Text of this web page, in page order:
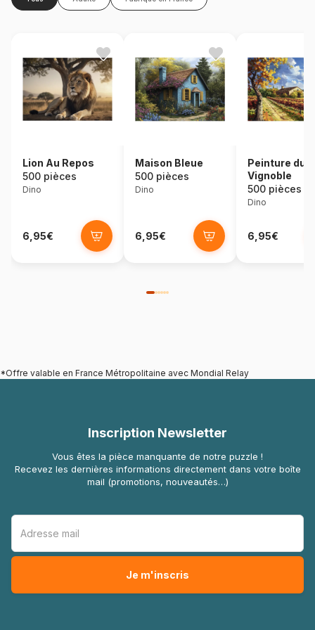
Lion Au Repos
500 pièces
Dino
6,95€
Maison Bleue
500 pièces
Dino
6,95€
Peinture du
Vignoble
500 pièces
Dino
6,95€
*Offre valable en France Métropolitaine avec Mondial Relay
Inscription Newsletter
Vous êtes la pièce manquante de notre puzzle !
Recevez les dernières informations directement dans votre boîte
mail (promotions, nouveautés…)